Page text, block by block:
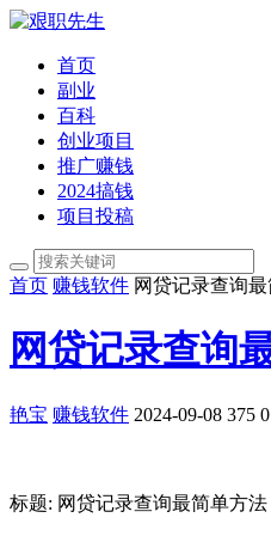
首页
副业
百科
创业项目
推广赚钱
2024搞钱
项目投稿
首页 赚钱软件 网贷记录查询
网贷记录查询
艳宝 赚钱软件 2024-09-08 375 0
标题: 网贷记录查询最简单方法